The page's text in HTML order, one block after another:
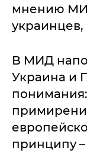
мнению
В МИД
Украина и
принципу